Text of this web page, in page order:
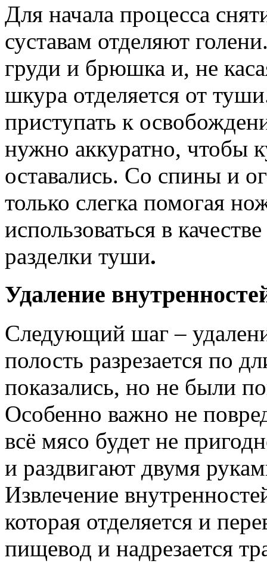
Для начала процесса
суставам отделяют
груди и брюшка и, не
шкура отделяется от
приступать к
нужно аккуратно, чтобы
оставались. Со спины и
только слегка помогая
использоваться в
разделки туши.
Удаление
Следующий шаг –
полость разрезается по
показались, но не были
Особенно важно не
всё мясо будет не
и раздвигают двумя
Извлечение
которая отделяется и
пищевод и надрезается